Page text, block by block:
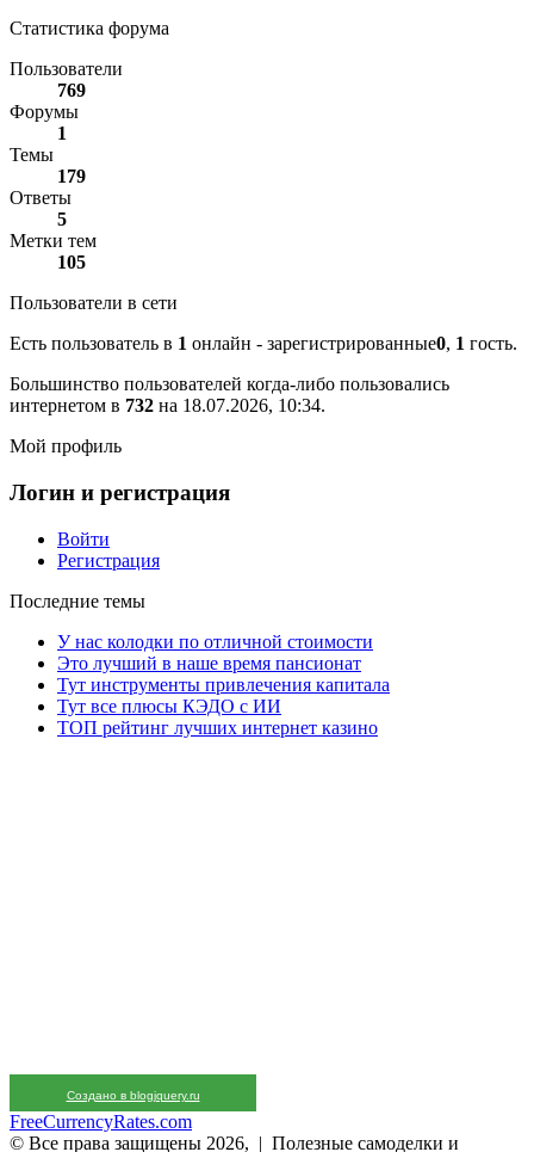
Статистика форума
Пользователи
769
Форумы
1
Темы
179
Ответы
5
Метки тем
105
Пользователи в сети
Есть пользователь в 1 онлайн - зарегистрированные0, 1 гость.
Большинство пользователей когда-либо пользовались
интернетом в 732 на 18.07.2026, 10:34.
Мой профиль
Логин и регистрация
Войти
Регистрация
Последние темы
У нас колодки по отличной стоимости
Это лучший в наше время пансионат
Тут инструменты привлечения капитала
Тут все плюсы КЭДО с ИИ
ТОП рейтинг лучших интернет казино
Создано в blogjquery.ru
FreeCurrencyRates.com
© Все права защищены 2026, | Полезные самоделки и